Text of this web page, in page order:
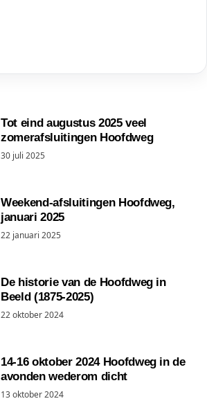
Tot eind augustus 2025 veel
zomerafsluitingen Hoofdweg
30 juli 2025
Weekend-afsluitingen Hoofdweg,
januari 2025
22 januari 2025
De historie van de Hoofdweg in
Beeld (1875-2025)
22 oktober 2024
14-16 oktober 2024 Hoofdweg in de
avonden wederom dicht
13 oktober 2024